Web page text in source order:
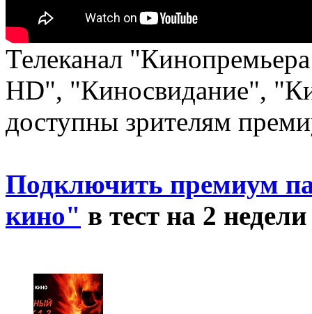
Телеканал
HD", "Киносвидание",
доступны зрителям
Подключить премиум
кино" в тест на 2